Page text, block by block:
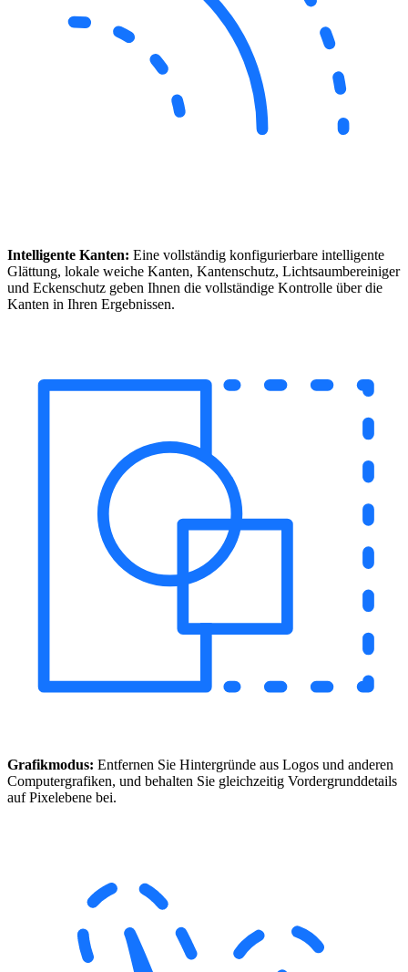
Intelligente Kanten: Eine vollständig konfigurierbare intelligente
Glättung, lokale weiche Kanten, Kantenschutz, Lichtsaumbereiniger
und Eckenschutz geben Ihnen die vollständige Kontrolle über die
Kanten in Ihren Ergebnissen.
Grafikmodus: Entfernen Sie Hintergründe aus Logos und anderen
Computergrafiken, und behalten Sie gleichzeitig Vordergrunddetails
auf Pixelebene bei.